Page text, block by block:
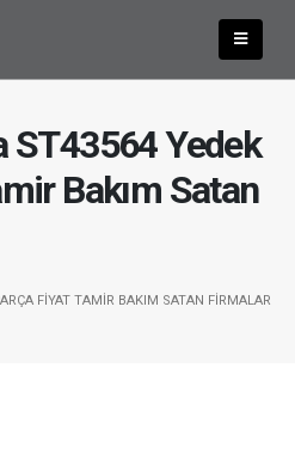
ST43564 Yedek
Bakım Satan
FIYAT TAMIR BAKIM SATAN FIRMALAR